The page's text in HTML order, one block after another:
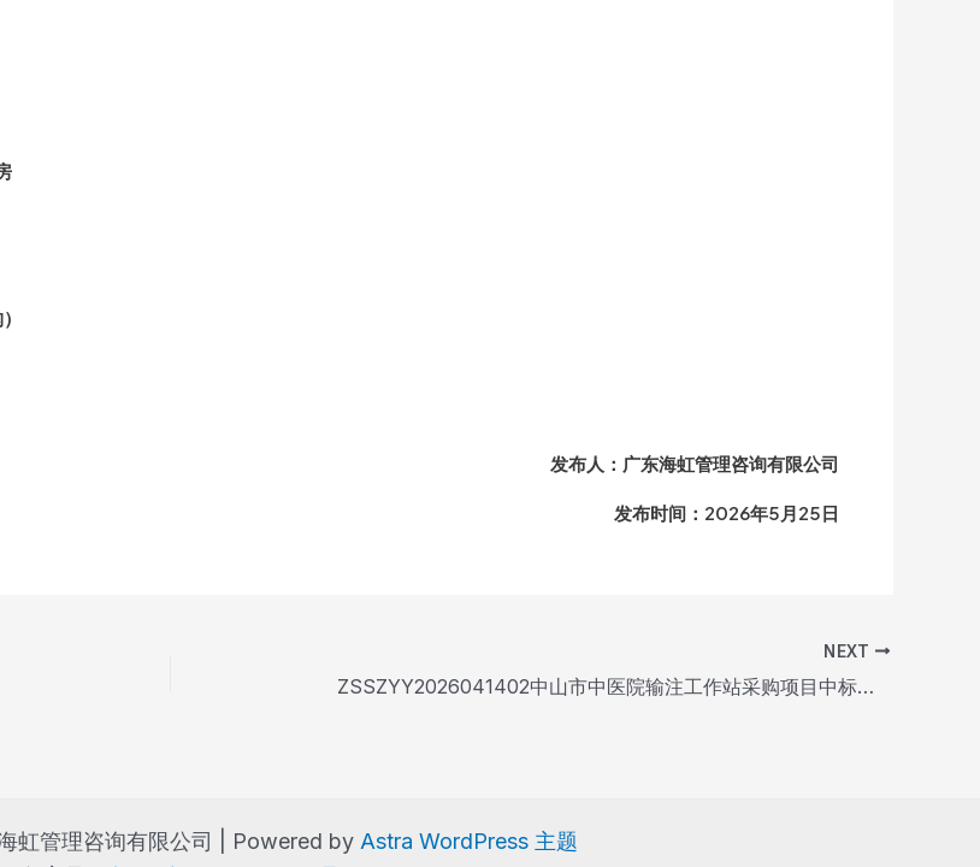
发布人：广东海虹管理咨询有限公司
发布时间：2026年5月25日
NEXT
ZSSZYY2026041402中山市中医院输注工作站采购项目中标公告
虹管理咨询有限公司 | Powered by Astra WordPress 主题